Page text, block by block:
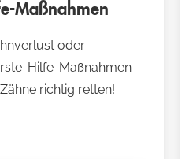
Maßnahmen
oder
Hilfe-Maßnahmen
richtig retten!